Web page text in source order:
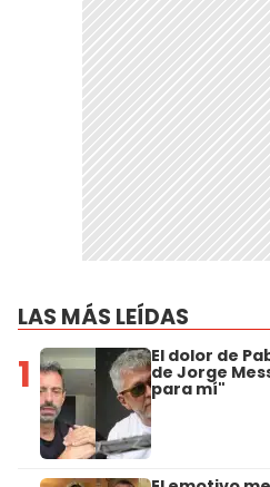
LAS MÁS LEÍDAS
1 El dolor de
de Jorge
para mí"